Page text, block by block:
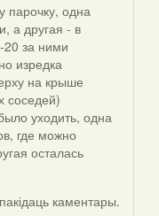
парочку, одна
а другая - в
20 за ними
изредка
на крыше
соседей)
уходить, одна
где можно
осталась
каментары.